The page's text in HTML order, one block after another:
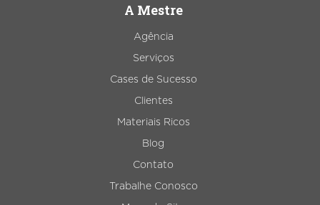
A Mestre
Agência
Serviços
Cases de Sucesso
Clientes
Materiais Ricos
Blog
Contato
Trabalhe Conosco